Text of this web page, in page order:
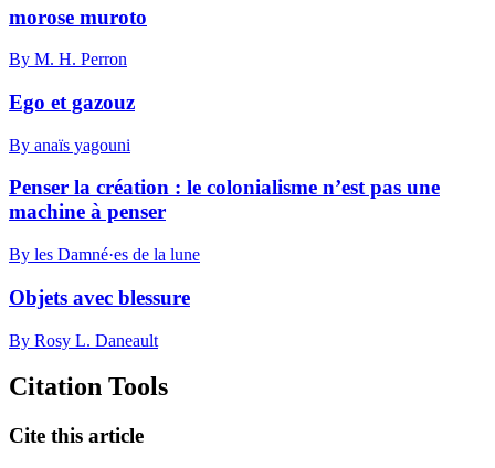
morose muroto
By M. H. Perron
Ego et gazouz
By anaïs yagouni
Penser la création : le colonialisme n’est pas une
machine à penser
By les Damné·es de la lune
Objets avec blessure
By Rosy L. Daneault
Citation Tools
Cite this article